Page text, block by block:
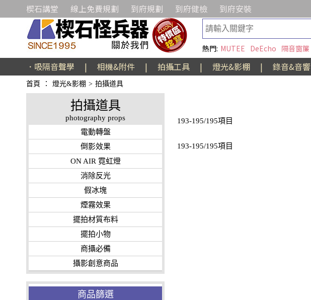
楔石講堂 線上免費規劃 到府規劃 到府健檢 到府安裝
熱門: MUTEE DeEcho 隔音窗簾
．吸隔音聲學 | 相機&附件 | 拍攝工具 | 燈光&影棚 | 錄音&音響
首頁 ： 燈光&影棚 > 拍攝道具
拍攝道具
photography props
電動轉盤
倒影效果
ON AIR 霓虹燈
消除反光
假冰塊
煙霧效果
擺拍材質布料
擺拍小物
商攝必備
攝影創意商品
商品篩選
193-195/195項目
193-195/195項目